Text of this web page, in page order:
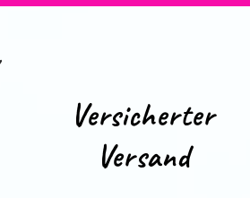
Versicherter
Versand